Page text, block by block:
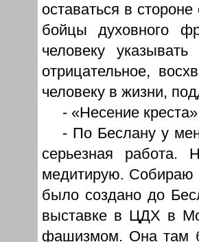
оставаться в
бойцы духовного
человеку
отрицательное,
человеку в жизни,
- «Несение
- По Беслану у
серьезная работа.
медитирую. Собираю
было создано до
выставке в ЦДХ в
фашизмом. Она там